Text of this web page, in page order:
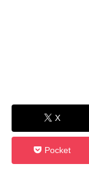
X
Pocket